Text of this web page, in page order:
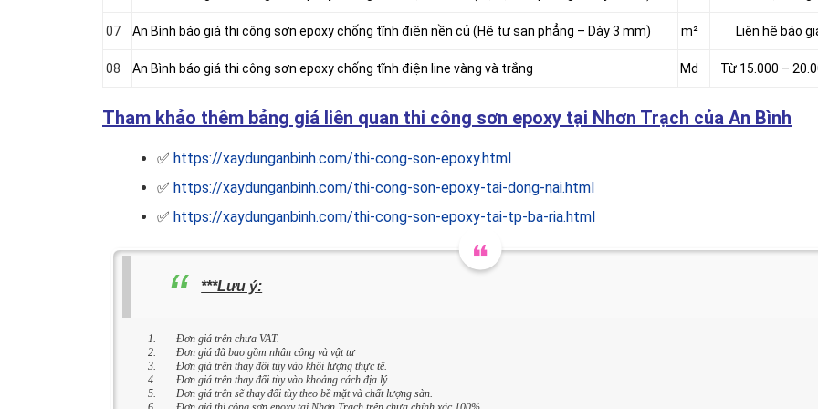
07 An Bình báo giá thi công sơn epoxy chống tĩnh điện nền củ (Hệ tự san phẳng – Dày 3 mm) m² Liên hệ báo
08 An Bình báo giá thi công sơn epoxy chống tĩnh điện line vàng và trắng Md Từ 15.000 –
Tham khảo thêm bảng giá liên quan thi công sơn epoxy tại Nhơn Trạch của An Bình
✅ https://xaydunganbinh.com/thi-cong-son-epoxy.html
✅ https://xaydunganbinh.com/thi-cong-son-epoxy-tai-dong-nai.html
✅ https://xaydunganbinh.com/thi-cong-son-epoxy-tai-tp-ba-ria.html
***Lưu ý:
Đơn giá trên chưa VAT.
Đơn giá đã bao gồm nhân công và vật tư
Đơn giá trên thay đổi tùy vào khối lượng thực tế.
Đơn giá trên thay đổi tùy vào khoảng cách địa lý.
Đơn giá trên sẽ thay đổi tùy theo bề mặt và chất lượng sàn.